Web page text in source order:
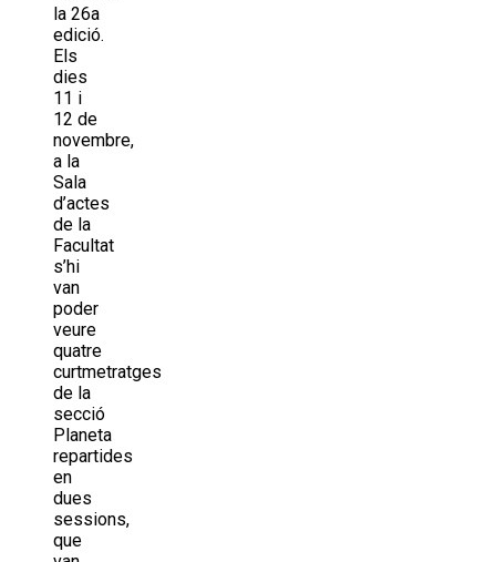
la 26a
edició.
Els
dies
11 i
12 de
novembre,
a la
Sala
d’actes
de la
Facultat
s’hi
van
poder
veure
quatre
curtmetratges
de la
secció
Planeta
repartides
en
dues
sessions,
que